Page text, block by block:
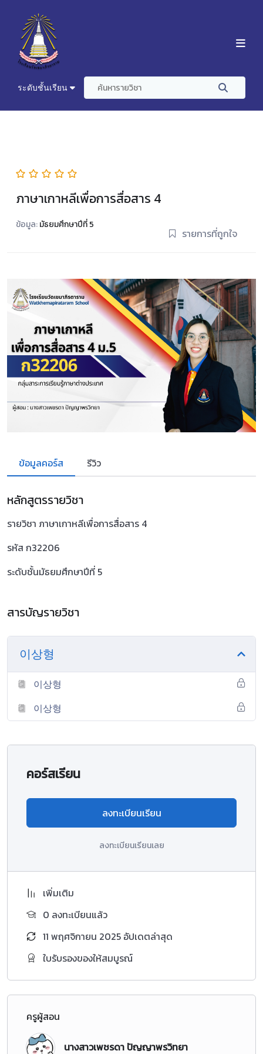
ระดับชั้นเรียน
ภาษาเกาหลีเพื่อการสื่อสาร 4
ข้อมูล:มัธยมศึกษาปีที่ 5
รายการที่ถูกใจ
ข้อมูลคอร์ส รีวิว
หลักสูตรรายวิชา
รายวิชา ภาษาเกาหลีเพื่อการสื่อสาร 4
รหัส ก32206
ระดับชั้นมัธยมศึกษาปีที่ 5
สารบัญรายวิชา
이상형
이상형
이상형
คอร์สเรียน
ลงทะเบียนเรียน
ลงทะเบียนเรียนเลย
เพิ่มเติม
0 ลงทะเบียนแล้ว
11 พฤศจิกายน 2025 อัปเดตล่าสุด
ใบรับรองของให้สมบูรณ์
ครูผู้สอน
นางสาวเพชรดา ปัญญาพรวิทยา